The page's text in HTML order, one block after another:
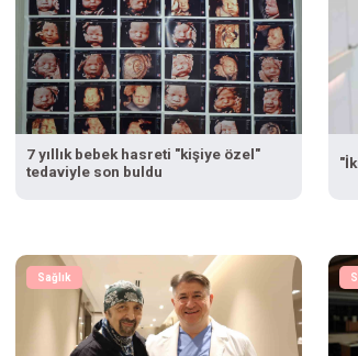
7 yıllık bebek hasreti "kişiye özel"
tedaviyle son buldu
Sağlık